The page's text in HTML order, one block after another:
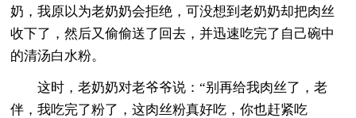
奶，我原以为老奶奶会拒绝，可没想到老奶奶却把肉丝
收下了，然后又偷偷送了回去，并迅速吃完了自己碗中
的清汤白水粉。
这时，老奶奶对老爷爷说：“别再给我肉丝了，老
伴，我吃完了粉了，这肉丝粉真好吃，你也赶紧吃